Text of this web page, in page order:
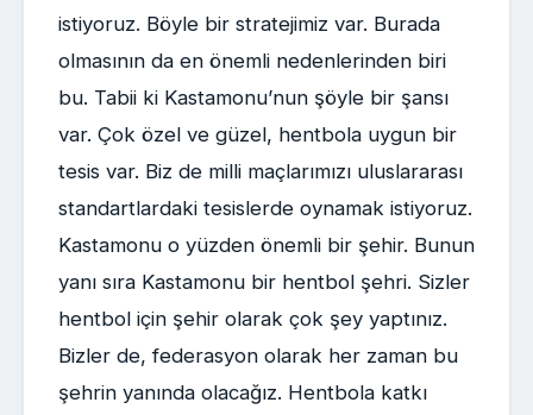
istiyoruz. Böyle bir stratejimiz var. Burada
olmasının da en önemli nedenlerinden biri
bu. Tabii ki Kastamonu’nun şöyle bir şansı
var. Çok özel ve güzel, hentbola uygun bir
tesis var. Biz de milli maçlarımızı uluslararası
standartlardaki tesislerde oynamak istiyoruz.
Kastamonu o yüzden önemli bir şehir. Bunun
yanı sıra Kastamonu bir hentbol şehri. Sizler
hentbol için şehir olarak çok şey yaptınız.
Bizler de, federasyon olarak her zaman bu
şehrin yanında olacağız. Hentbola katkı